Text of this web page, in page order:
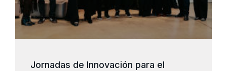
Jornadas de Innovación para el